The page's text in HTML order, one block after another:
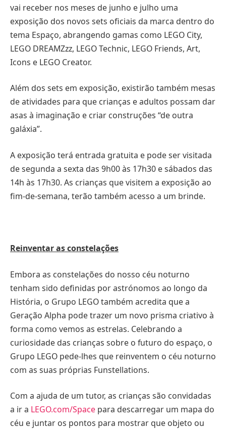
vai receber nos meses de junho e julho uma
exposição dos novos sets oficiais da marca dentro do
tema Espaço, abrangendo gamas como LEGO City,
LEGO DREAMZzz, LEGO Technic, LEGO Friends, Art,
Icons e LEGO Creator.
Além dos sets em exposição, existirão também mesas
de atividades para que crianças e adultos possam dar
asas à imaginação e criar construções “de outra
galáxia”.
A exposição terá entrada gratuita e pode ser visitada
de segunda a sexta das 9h00 às 17h30 e sábados das
14h às 17h30. As crianças que visitem a exposição ao
fim-de-semana, terão também acesso a um brinde.
Reinventar as constelações
Embora as constelações do nosso céu noturno
tenham sido definidas por astrónomos ao longo da
História, o Grupo LEGO também acredita que a
Geração Alpha pode trazer um novo prisma criativo à
forma como vemos as estrelas. Celebrando a
curiosidade das crianças sobre o futuro do espaço, o
Grupo LEGO pede-lhes que reinventem o céu noturno
com as suas próprias Funstellations.
Com a ajuda de um tutor, as crianças são convidadas
a ir a LEGO.com/Space para descarregar um mapa do
céu e juntar os pontos para mostrar que objeto ou